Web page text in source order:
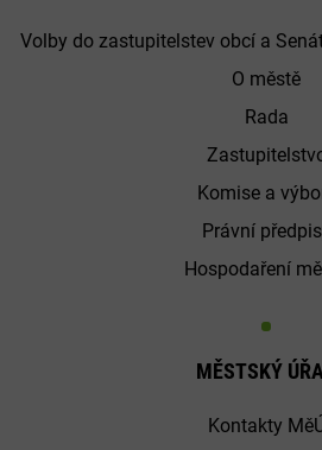
Volby do zastupitelstev obcí a
O městě
Rada
Komise a
Právní
Hospodaření
MĚSTSKÝ
Kontakty